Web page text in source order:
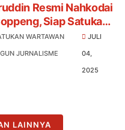
Resmi Nahkodai
Siap Satukan
dan Bangun
Sehat
WARTAWAN
JURNALISME
JULI
04,
2025
LAINNYA